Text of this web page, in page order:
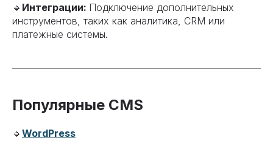
🔹 Интеграции: Подключение дополнительных
инструментов, таких как аналитика, CRM или
платежные системы.
Популярные CMS
🔹 WordPress